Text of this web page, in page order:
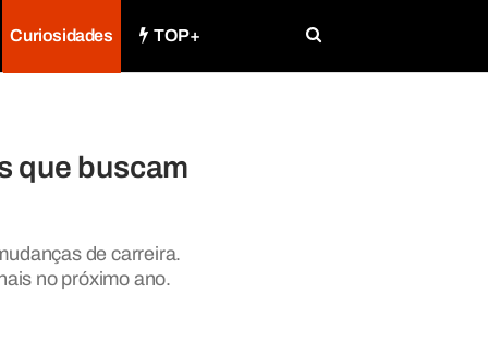
Curiosidades TOP+
que buscam
de carreira.
no próximo ano.